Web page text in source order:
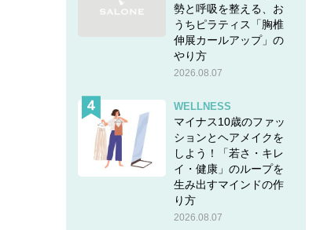
勢と呼吸を整える、お
うちピラティス「胸椎
伸展カールアップ」の
やり方
2026.08.07
WELLNESS
マイナス10歳のファッ
ションとヘアメイクを
しよう！「若さ・キレ
イ・健康」のループを
生み出すマインドの作
り方
2026.08.07